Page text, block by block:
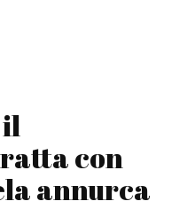
il
con
annurca